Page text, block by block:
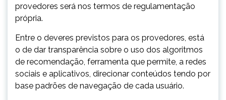
provedores será nos termos de regulamentação
própria.
Entre o deveres previstos para os provedores, está
o de dar transparência sobre o uso dos algoritmos
de recomendação, ferramenta que permite, a redes
sociais e aplicativos, direcionar conteúdos tendo por
base padrões de navegação de cada usuário.